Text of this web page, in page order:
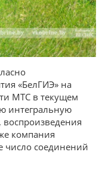
«БелГИЭ» на
МТС в текущем
интегральную
воспроизведения
компания
число соединений